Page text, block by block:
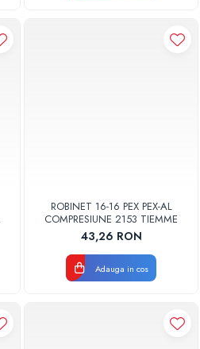
ROBINET 16-16 PEX PEX-AL
COMPRESIUNE 2153 TIEMME
43,26 RON
Adauga in cos